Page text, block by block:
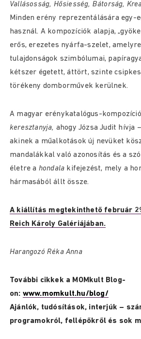
Vallásosság, Hősiesség, Bátorság,
Minden erény reprezentálására egy-
használ. A kompozíciók alapja,
erős, erezetes nyárfa-szelet,
tulajdonságok szimbólumai,
kétszer égetett, áttört, szinte
törékeny domborművek kerülnek.
A magyar erénykatalógus-
keresztanyja, ahogy Józsa Judit hívja
akinek a műalkotások új nevüket
mandalákkal való azonosítás és a
életre a hondala kifejezést, mely a
hármasából állt össze.
A kiállítás megtekinthető február
Reich Károly Galériájában.
Harangozó Réka Anna
További cikkek a MOMkult Blog-
on: www.momkult.hu/blog/
Ajánlók, tudósítások, interjúk –
programokról, fellépőkről és sok